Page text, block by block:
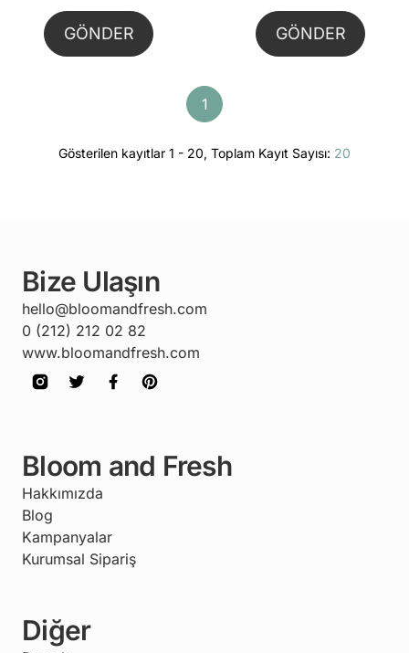
GÖNDER GÖNDER
1
Gösterilen kayıtlar 1 - 20, Toplam Kayıt Sayısı: 20
Bize Ulaşın
hello@bloomandfresh.com
0 (212) 212 02 82
www.bloomandfresh.com
Bloom and Fresh
Hakkımızda
Blog
Kampanyalar
Kurumsal Sipariş
Diğer